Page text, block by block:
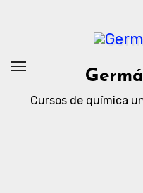
Cursos de química